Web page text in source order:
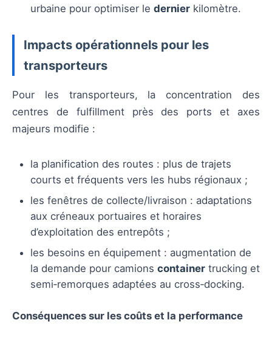
urbaine pour optimiser le dernier kilomètre.
Impacts opérationnels pour les
transporteurs
Pour les transporteurs, la concentration des
centres de fulfillment près des ports et axes
majeurs modifie :
la planification des routes : plus de trajets
courts et fréquents vers les hubs régionaux ;
les fenêtres de collecte/livraison : adaptations
aux créneaux portuaires et horaires
d’exploitation des entrepôts ;
les besoins en équipement : augmentation de
la demande pour camions container trucking et
semi‑remorques adaptées au cross‑docking.
Conséquences sur les coûts et la performance